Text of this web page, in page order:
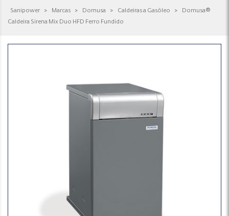
Sanipower > Marcas > Domusa > Caldeiras a Gasóleo >
Domusa®
Caldeira Sirena Mix Duo HFD Ferro Fundido